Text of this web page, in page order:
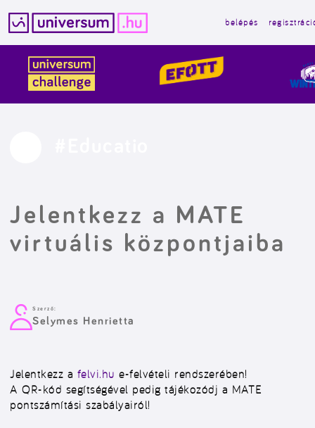
tartalomba
belépés
Jelentkezz a MATE
virtuális központjaiba
Szerző:
Selymes Henrietta
Jelentkezz a felvi.hu e-felvételi rendszerében!
A QR-kód segítségével pedig tájékozódj a MATE
pontszámítási szabályairól!